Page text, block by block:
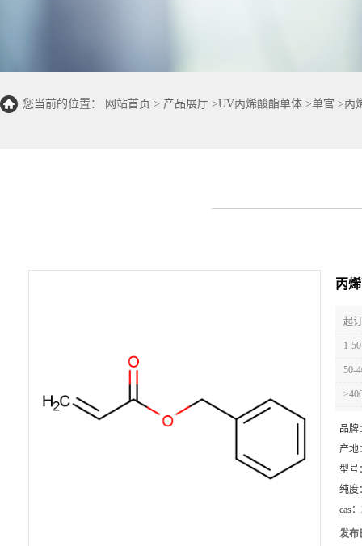
您当前的位置： 网站首页 > 产品展厅 >UV丙烯酸酯单体 >单官 >丙
丙
起
1-50
50-
品牌
产地
型号
纯度
cas：
发布